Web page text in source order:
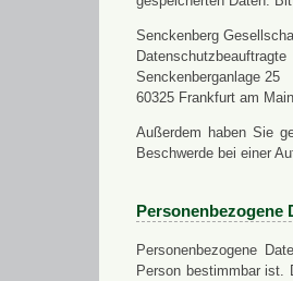
Senckenberg
Datenschutzbeauftragte
Senckenberganlage 25
60325 Frankfurt am Main
Außerdem haben Sie
Beschwerde bei einer
Personenbezogene
Personenbezogene
Person bestimmbar ist.